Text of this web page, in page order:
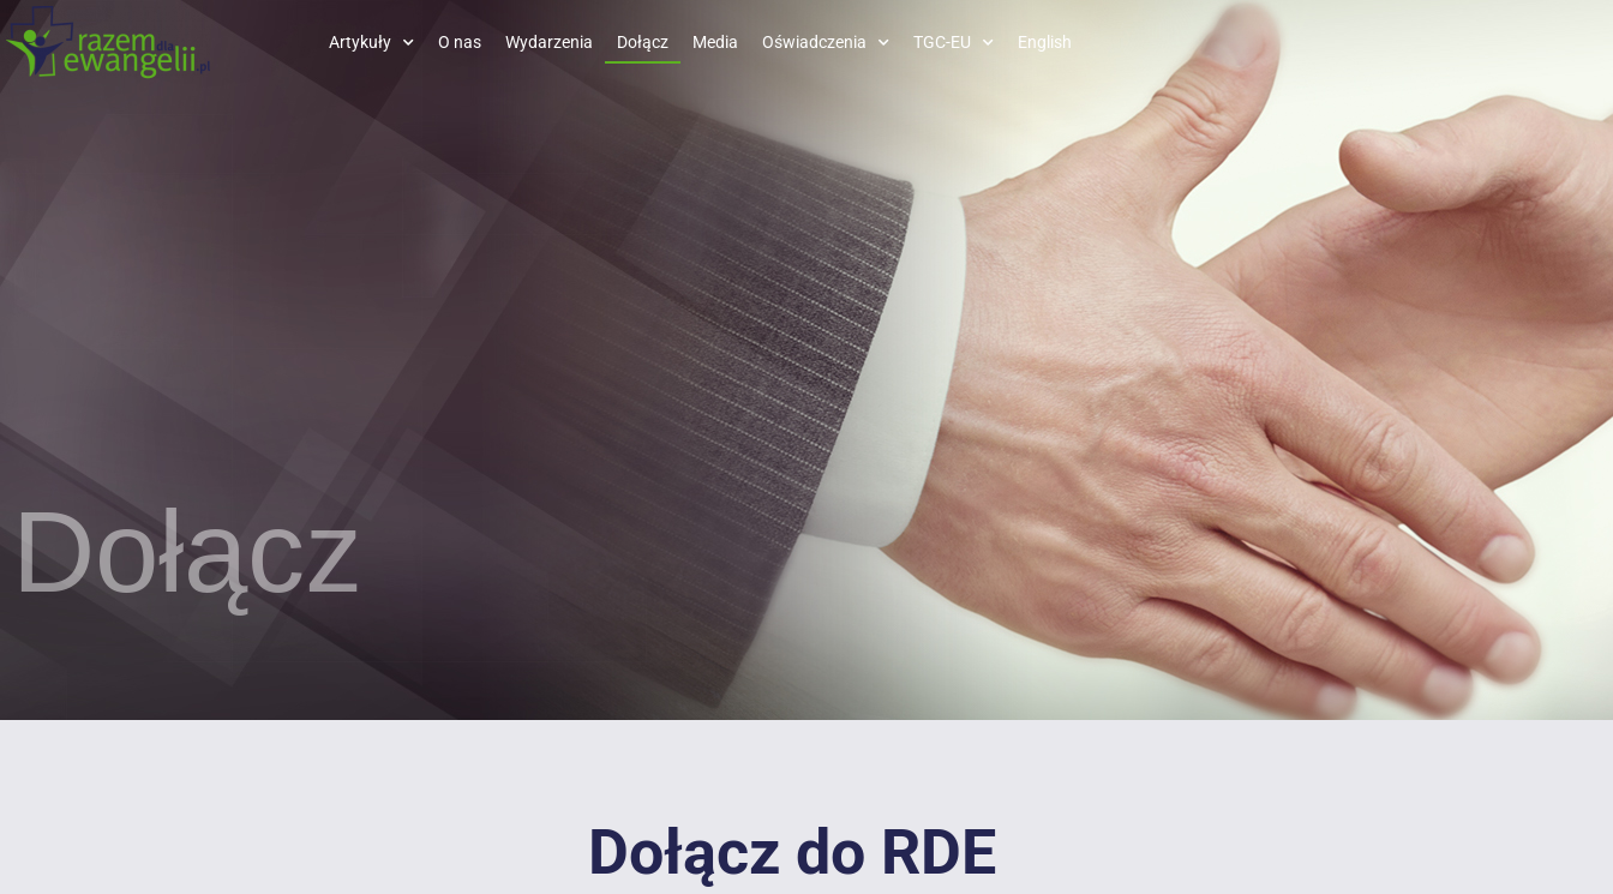
Artykuły O nas Wydarzenia Dołącz Media Oświadczenia TGC-EU English
Dołącz
Dołącz do RDE